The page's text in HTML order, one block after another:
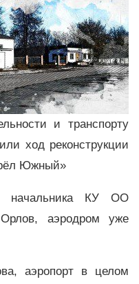
и транспорту
ход реконструкции
Южный»
начальника КУ ОО
Орлов, аэродром уже
аэропорт в целом